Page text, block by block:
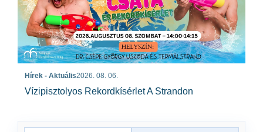
Hírek - Aktuális2026. 08. 06.
Vízipisztolyos Rekordkísérlet A Strandon